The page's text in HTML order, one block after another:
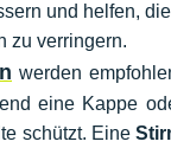
und helfen,
zu verringern.
werden
eine Kappe
schützt. Eine